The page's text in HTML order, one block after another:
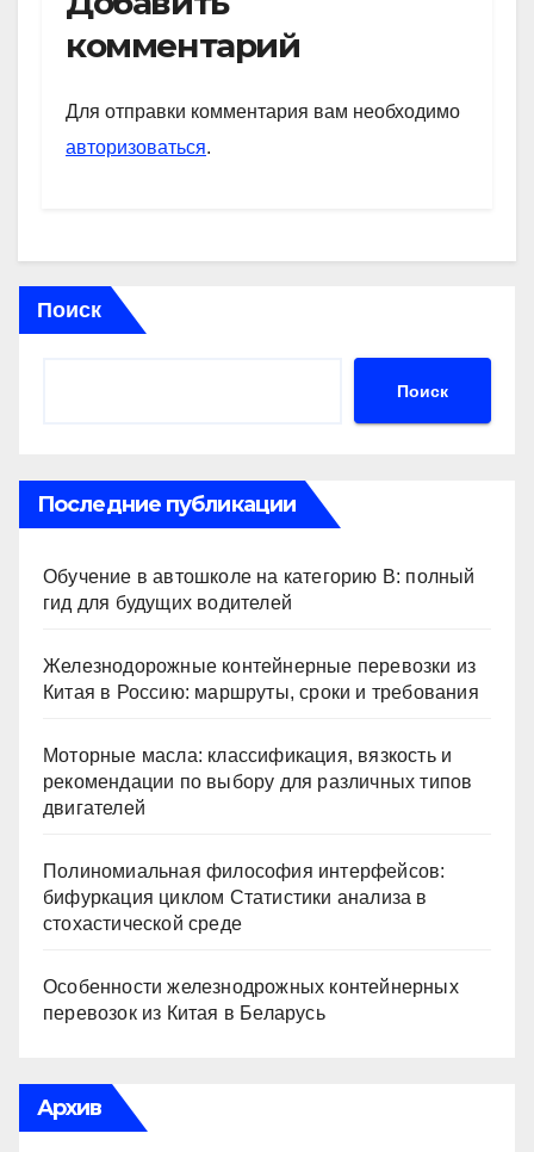
s
A
p
p
gr
a
m
o
kl
a
и
комментарий
Для отправки комментария вам необходимо
авторизоваться.
Поиск
Поиск
Последние публикации
Обучение в автошколе на категорию В: полный
гид для будущих водителей
Железнодорожные контейнерные перевозки из
Китая в Россию: маршруты, сроки и требования
Моторные масла: классификация, вязкость и
рекомендации по выбору для различных типов
двигателей
Полиномиальная философия интерфейсов:
бифуркация циклом Статистики анализа в
стохастической среде
Особенности железнодрожных контейнерных
перевозок из Китая в Беларусь
Архив